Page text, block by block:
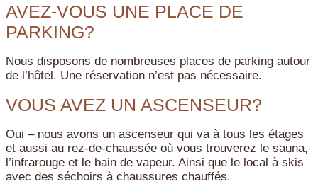
AVEZ-VOUS UNE PLACE DE
PARKING?
Nous disposons de nombreuses places de parking autour
de l’hôtel. Une réservation n’est pas nécessaire.
VOUS AVEZ UN ASCENSEUR?
Oui – nous avons un ascenseur qui va à tous les étages
et aussi au rez-de-chaussée où vous trouverez le sauna,
l’infrarouge et le bain de vapeur. Ainsi que le local à skis
avec des séchoirs à chaussures chauffés.